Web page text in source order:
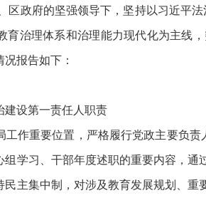
政府的坚强领导下，坚持以习近平
育治理体系和治理能力现代化为主线
报告如下：
设第一责任人职责
重要位置，严格履行党政主要负责
学习、干部年度述职的重要内容，
主集中制，对涉及教育发展规划、